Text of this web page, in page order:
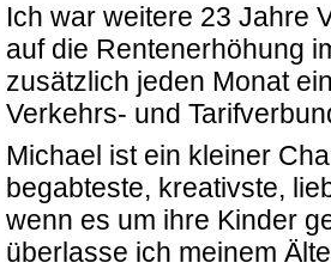
Ich war weitere 23 Jahre
auf die Rentenerhöhung
zusätzlich jeden Monat
Verkehrs- und
Michael ist ein kleiner
begabteste, kreativste,
wenn es um ihre Kinder
überlasse ich meinem